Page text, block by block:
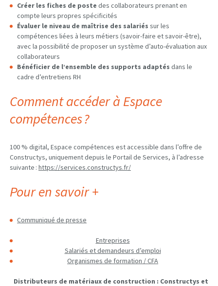
Créer les fiches de poste des collaborateurs prenant en
compte leurs propres spécificités
Évaluer le niveau de maîtrise des salariés sur les
compétences liées à leurs métiers (savoir-faire et savoir-être),
avec la possibilité de proposer un système d’auto-évaluation aux
collaborateurs
Bénéficier de l’ensemble des supports adaptés dans le
cadre d’entretiens RH
Comment accéder à Espace
compétences ?
100 % digital, Espace compétences est accessible dans l’offre de
Constructys, uniquement depuis le Portail de Services, à l’adresse
suivante : https://services.constructys.fr/
Pour en savoir +
Communiqué de presse
Entreprises
Salariés et demandeurs d’emploi
Organismes de formation / CFA
Distributeurs de matériaux de construction : Constructys et